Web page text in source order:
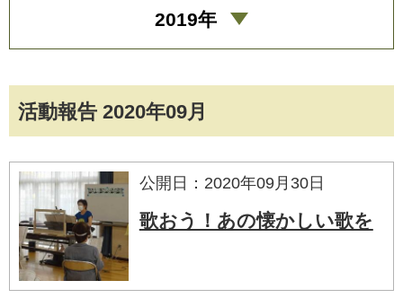
活動報告 2020年09月
公開日：2020年09月30日
歌おう！あの懐かしい歌を
2019年